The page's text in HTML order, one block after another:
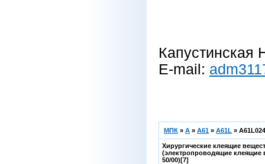
Капустинская
E-mail:
МПК » A » A61 » A61L »
Хирургические клеящие
(электропроводящие клеящие
50/00)[7]